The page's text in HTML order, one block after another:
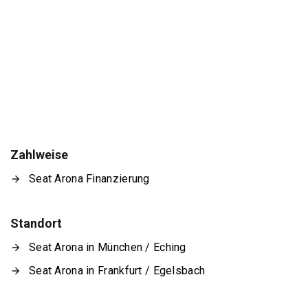
Zahlweise
Seat Arona Finanzierung
Standort
Seat Arona in München / Eching
Seat Arona in Frankfurt / Egelsbach